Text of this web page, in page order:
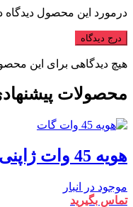
درمورد این محصول دیدگاه
درج دیدگاه
هیچ دیدگاهی برای این
محصولات
هویه 45 وات ژاپنی گات
موجود در انبار
تماس بگیرید